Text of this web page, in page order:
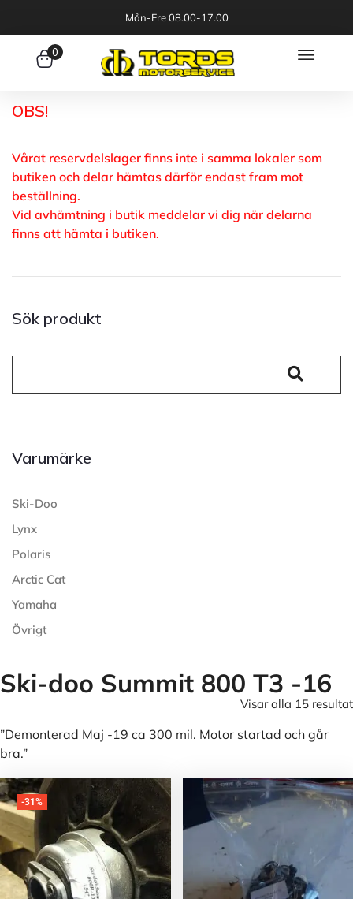
Mån-Fre 08.00-17.00
0
OBS!
Vårat reservdelslager finns inte i samma lokaler som
butiken och delar hämtas därför endast fram mot
beställning.
Vid avhämtning i butik meddelar vi dig när delarna
finns att hämta i butiken.
Sök produkt
Varumärke
Ski-Doo
Lynx
Polaris
Arctic Cat
Yamaha
Övrigt
Ski-doo Summit 800 T3 -16
Visar alla 15 resultat
”Demonterad Maj -19 ca 300 mil. Motor startad och går
bra.”
-31%